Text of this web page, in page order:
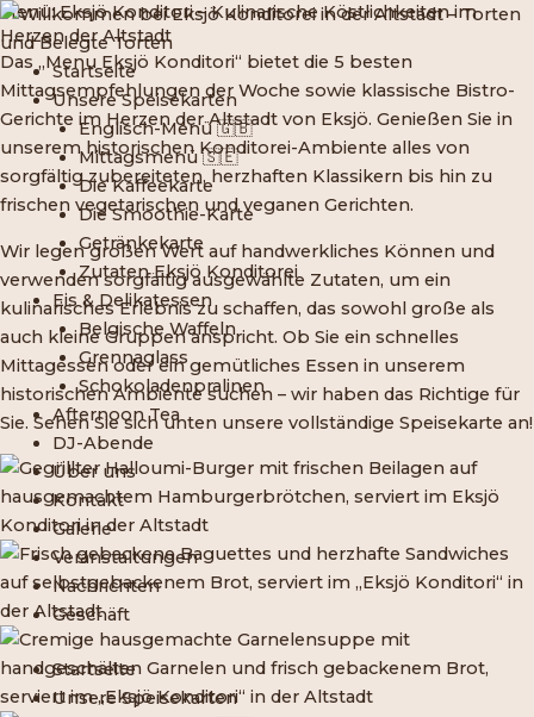
Zum
Inhalt
springenStartseite
Unsere Speisekarten
Englisch-Menü 🇬🇧
Mittagsmenü 🇸🇪
Die Kaffeekarte
Die Smoothie-Karte
Getränkekarte
Zutaten Eksjö Konditorei
Eis & Delikatessen
Belgische Waffeln
Grennaglass
Schokoladenpralinen
Afternoon Tea
DJ-Abende
Über uns
Kontakt
Galerie
Veranstaltungen
Nachrichten
Geschäft
Startseite
Unsere Speisekarten
Menü: Eksjö Konditori – Kulinarische Köstlichkeiten im
Herzen der Altstadt
Das „Menu Eksjö Konditori“ bietet die 5 besten
Mittagsempfehlungen der Woche sowie klassische Bistro-
Gerichte im Herzen derAltstadt von Eksjö. Genießen Sie in
unserem historischen Konditorei-Ambiente alles von
sorgfältig zubereiteten, herzhaften Klassikern bis hin zu
frischen vegetarischen und veganen Gerichten.
Wir legen großen Wert auf handwerkliches Können und
verwenden sorgfältig ausgewählte Zutaten, um ein
kulinarisches Erlebnis zu schaffen, das sowohl große als
auch kleine Gruppen anspricht. Ob Sie ein schnelles
Mittagessen oder ein gemütliches Essen in unserem
historischen Ambiente suchen – wir haben das Richtige für
Sie. Sehen Sie sich unten unsere vollständige Speisekarte an!